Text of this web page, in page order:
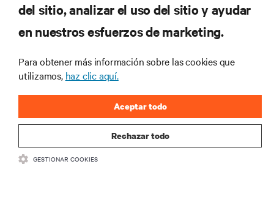
Regístrese en nuestra lista de correos
para recibir las últimas novedades de
industria de Vertiv.
REGISTRARSE
del sitio, analizar el uso del sitio y ayudar
en nuestros esfuerzos de marketing.
Para obtener más información sobre las cookies que
utilizamos, haz clic aquí.
Rechazar todo
Aceptar todo
GESTIONAR COOKIES